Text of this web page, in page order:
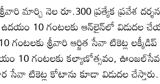
మార్చి నెల రూ.300 ప్రత్యేక ప్రవేశ
10 గంటలకు ఆన్‌లైన్‌లో విడుదల
గంటలకు శ్రీవారి ఆర్జిత సేవా టికెట్ల
10 గంటలకు కల్యాణోత్సవం, ఊంజల్‌సేవ,
సేవా టికెట్ల కోటాను కూడా విడుదల